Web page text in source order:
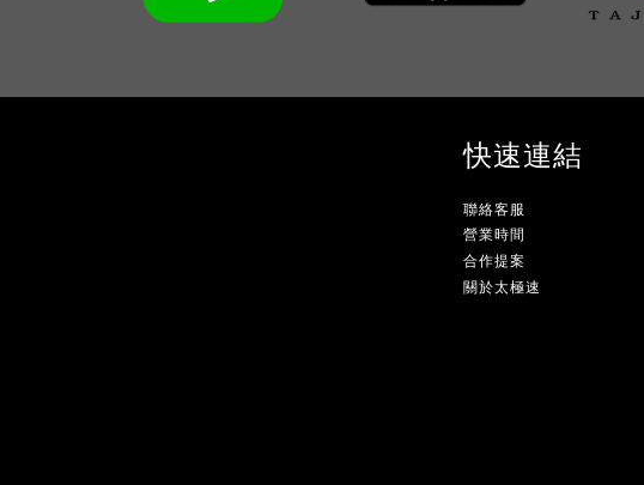
快速連結
聯絡客服
營業時間
合作提案
關於太極速